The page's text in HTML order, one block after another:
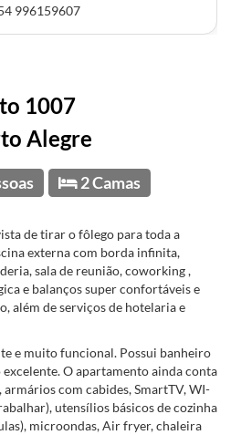
1007
Alegre
2 Camas
de tirar o fôlego para toda a
externa com borda infinita,
sala de reunião, coworking ,
e balanços super confortáveis e
além de serviços de hotelaria e
e muito funcional. Possui banheiro
O apartamento ainda conta
com cabides, SmartTV, WI-
utensílios básicos de cozinha
microondas, Air fryer, chaleira
996159607